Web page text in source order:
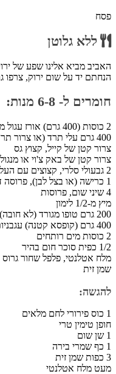
פסח
ללא גלוטן
האביב מביא אלינו שפע של
הנחתם יד על שום ירוק, צרפו
חומרים ל- 6-8 מנות:
2 כוסות (400 גרם) אורז עגול מלא
400 גרם עלי תרד (או צרור תרד טורקי) שטופים היטב
צרור קטן של קייל, קצוץ גס
צרור קטן של באק צ'וי או
2 גבעולי סלרי, קצוצים עם העלים
1 כרישה (או בצל לבן), פרוסה דק
4 שיני שום, פרוסות
מיץ מ-1/2 לימון
200 גרם טופו מגורד (לא חובה)
400 גרם (קופסא קטנה) עגבניות מרוסקות
2 כוסות מים רותחים
1/2 כפית סוכר חום בהיר
מלח אטלנטי, פלפל שחור גרוס
שמן זית
להגשה:
1 כוס פירורי לחם מלאים
חופן טימין טרי
1 שן שום
1 כף שמרי בירה
3 כפות שמן זית
מעט מלח אטלנטי